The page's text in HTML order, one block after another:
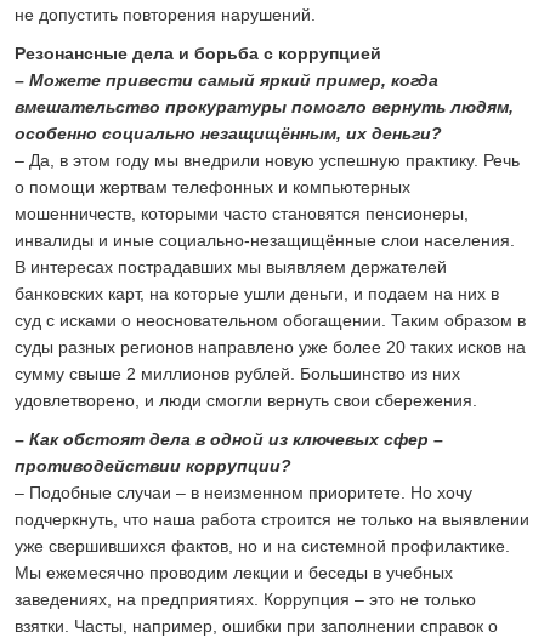
не допустить повторения нарушений.
Резонансные дела и борьба с коррупцией
– Можете привести самый яркий пример, когда
вмешательство прокуратуры помогло вернуть людям,
особенно социально незащищённым, их деньги?
– Да, в этом году мы внедрили новую успешную практику. Речь
о помощи жертвам телефонных и компьютерных
мошенничеств, которыми часто становятся пенсионеры,
инвалиды и иные социально-незащищённые слои населения.
В интересах пострадавших мы выявляем держателей
банковских карт, на которые ушли деньги, и подаем на них в
суд с исками о неосновательном обогащении. Таким образом в
суды разных регионов направлено уже более 20 таких исков на
сумму свыше 2 миллионов рублей. Большинство из них
удовлетворено, и люди смогли вернуть свои сбережения.
– Как обстоят дела в одной из ключевых сфер –
противодействии коррупции?
– Подобные случаи – в неизменном приоритете. Но хочу
подчеркнуть, что наша работа строится не только на выявлении
уже свершившихся фактов, но и на системной профилактике.
Мы ежемесячно проводим лекции и беседы в учебных
заведениях, на предприятиях. Коррупция – это не только
взятки. Часты, например, ошибки при заполнении справок о